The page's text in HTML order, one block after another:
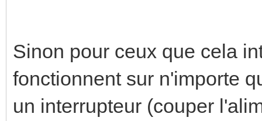
Sinon pour ceux que cela
fonctionnent sur n'importe
un interrupteur (couper